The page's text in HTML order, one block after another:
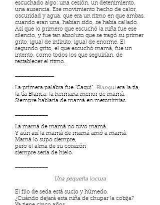
escuchado algo: una cesión, un detenimiento,
una ausencia. Ese movimiento hecho de calor,
oscuridad y agua, que era un ritmo en que ambas,
cuando eran una, habían sido, se había callado.
Así que lo primero que escuchó la niña fue ese
silencio, y fue tan absoluto que se tragó su primer
grito, igual de infinito, igual de enorme. El
segundo grito, el que escuchó mamá, fue un
intento, como todos los que seguirían, de
restablecer el ritmo.
La primera palabra fue “Caqui”. Blanquiera la tía,
la tía Blanca, la hermana menor de mamá.
Siempre hablaría de mamá en metonimias.
La mamá de mamá no tuvo mamá.
Y aún así la mamá de mamá amó a mamá.
Mamá lo supo siempre,
pero el alma de su corazón
siempre sería de hielo.
Una pequeña locura
El filo de seda está sucio y húmedo.
¿Cuándo dejará esta niña de chupar la cobija?